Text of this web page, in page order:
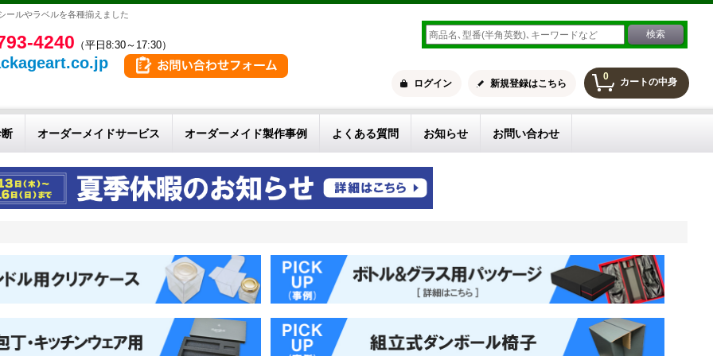
ールやラベルを各種揃えました
4240 （平日8:30～17:30）
0 カートの中身
ログイン 新規登録はこちら
オーダーメイドサービス オーダーメイド製作事例 よくある質問 お知らせ お問い合わせ